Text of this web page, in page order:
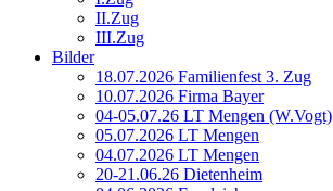
II.Zug
III.Zug
Bilder
18.07.2026 Familienfest 3. Zug
10.07.2026 Firma Bayer
04-05.07.26 LT Mengen (W.Vogt)
05.07.2026 LT Mengen
04.07.2026 LT Mengen
20-21.06.26 Dietenheim